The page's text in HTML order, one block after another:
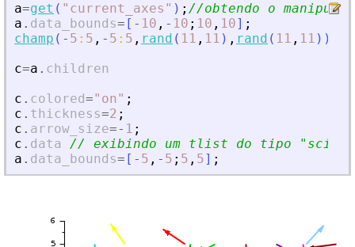
a=get ( " current_axes " ) ; //obtendo o
a . data_bounds= [ - 10 , - 10 ; 10 , 10] ;
champ ( - 5 : 5 , - 5 : 5 , rand ( 11 , 11 ) , rand ( 11 , 11 ) )
c=a . children
c . colored=" on" ;
c . thickness=2 ;
c . arrow_size=- 1 ;
c . data // exibindo um tlist do tipo "
a . data_bounds= [ - 5 , - 5 ; 5 , 5] ;